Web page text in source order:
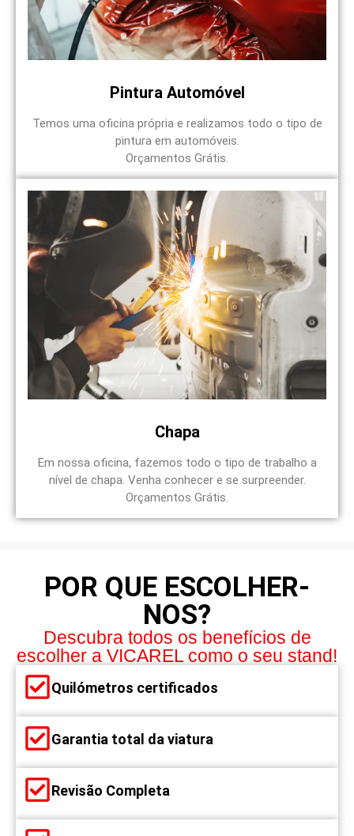
Pintura Automóvel
Temos uma oficina própria e realizamos todo o tipo de
pintura em automóveis.
Orçamentos Grátis.
Chapa
Em nossa oficina, fazemos todo o tipo de trabalho a
nível de chapa. Venha conhecer e se surpreender.
Orçamentos Grátis.
POR QUE ESCOLHER-
NOS?
Descubra todos os benefícios de
escolher a VICAREL como o seu stand!
Quilómetros certificados
Garantia total da viatura
Revisão Completa